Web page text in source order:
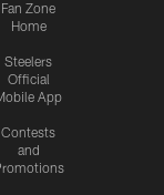
Fan Zone
Home
Steelers
Official
App
Contests
and